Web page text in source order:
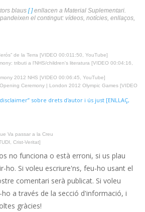
blaus [ ]enllacen a Material Suplementari.
el contingut: vídeos, notícies, enllaços,
de la Terra [VIDEO 00:011:50, YouTube]
tributi a l'NHS/children's literatura [VIDEO 00:04:16,
2012 NHS [VIDEO 00:06:45, YouTube]
Ceremony | London 2012 Olympic Games [VIDEO
sobre drets d'autor i ús just [ENLLAÇ,
Va passar a la Creu
Crist-Veritat]
no funciona o està erroni, si us plau
ho. Si voleu escriure'ns, feu-ho usant el
comentari serà publicat. Si voleu
a través de la secció d'informació, i
gràcies!